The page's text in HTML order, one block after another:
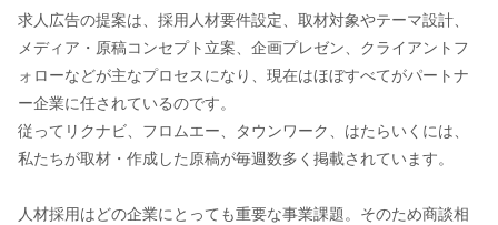
求人広告の提案は、採用人材要件設定、取材対象やテーマ設計、
メディア・原稿コンセプト立案、企画プレゼン、クライアントフ
ォローなどが主なプロセスになり、現在はほぼすべてがパートナ
ー企業に任されているのです。
従ってリクナビ、フロムエー、タウンワーク、はたらいくには、
私たちが取材・作成した原稿が毎週数多く掲載されています。
人材採用はどの企業にとっても重要な事業課題。そのため商談相